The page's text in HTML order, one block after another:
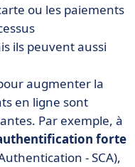
ou les paiements
ils peuvent aussi
augmenter la
en ligne sont
Par exemple, à
forte
- SCA),